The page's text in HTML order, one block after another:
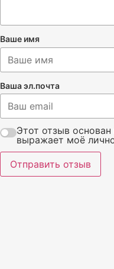
Ваше имя
Ваша эл.почта
Этот отзыв
выражает моё
Отправить отзыв